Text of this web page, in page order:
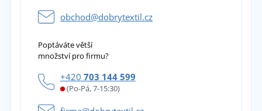
obchod@dobrytextil.cz
Poptáváte větší
množství pro firmu?
+420 703 144 599
(Po-Pá, 7-15:30)